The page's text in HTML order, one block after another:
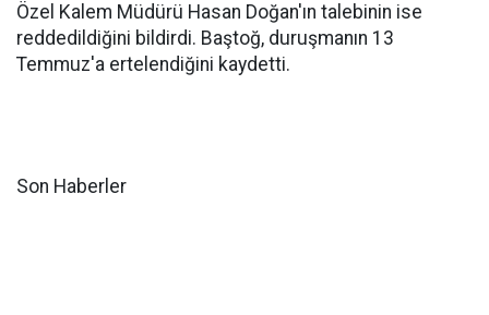
Özel Kalem Müdürü Hasan Doğan'ın talebinin ise
reddedildiğini bildirdi. Baştoğ, duruşmanın 13
Temmuz'a ertelendiğini kaydetti.
Son Haberler